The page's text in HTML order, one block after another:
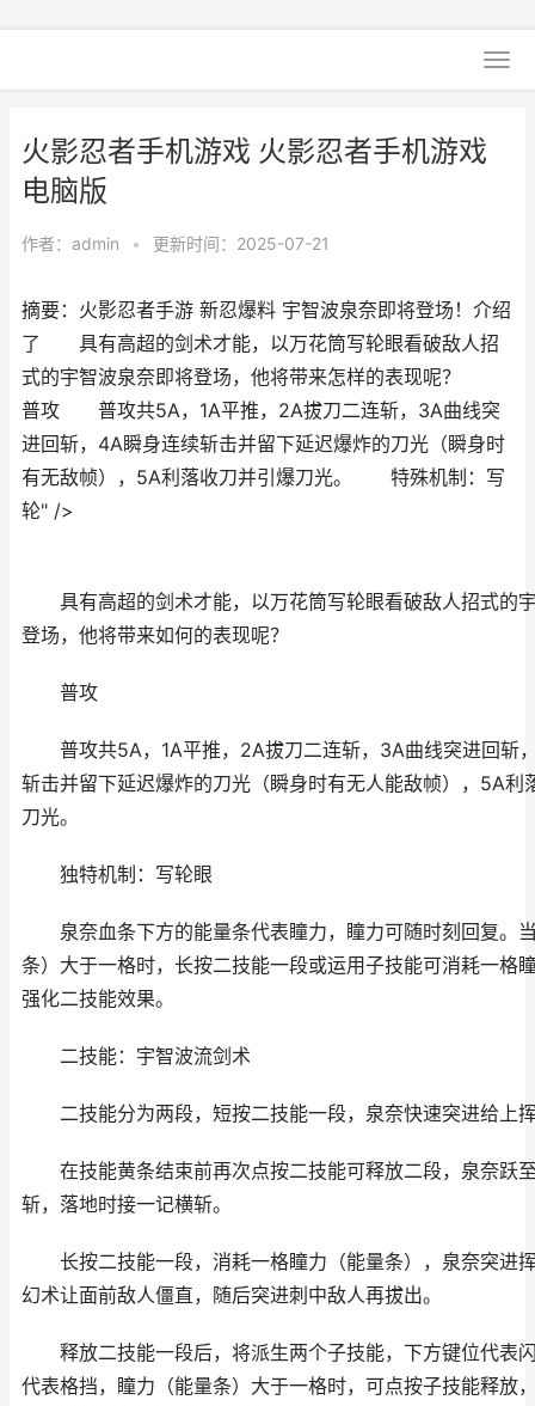
火影忍者手机游戏 火影忍者手机游戏
电脑版
作者： admin • 更新时间：2025-07-21
摘要：火影忍者手游 新忍爆料 宇智波泉奈即将登场！介绍
了 具有高超的剑术才能，以万花筒写轮眼看破敌人招
式的宇智波泉奈即将登场，他将带来怎样的表现呢？
普攻 普攻共5A，1A平推，2A拔刀二连斩，3A曲线突
进回斩，4A瞬身连续斩击并留下延迟爆炸的刀光（瞬身时
有无敌帧），5A利落收刀并引爆刀光。 特殊机制：写
轮" />
具有高超的剑术才能，以万花筒写轮眼看破敌人招式的
登场，他将带来如何的表现呢？
普攻
普攻共5A，1A平推，2A拔刀二连斩，3A曲线突进回斩
斩击并留下延迟爆炸的刀光（瞬身时有无人能敌帧），5A利
刀光。
独特机制：写轮眼
泉奈血条下方的能量条代表瞳力，瞳力可随时刻回复。
条）大于一格时，长按二技能一段或运用子技能可消耗一格
强化二技能效果。
二技能：宇智波流剑术
二技能分为两段，短按二技能一段，泉奈快速突进给上
在技能黄条结束前再次点按二技能可释放二段，泉奈跃
斩，落地时接一记横斩。
长按二技能一段，消耗一格瞳力（能量条），泉奈突进
幻术让面前敌人僵直，随后突进刺中敌人再拔出。
释放二技能一段后，将派生两个子技能，下方键位代表
代表格挡，瞳力（能量条）大于一格时，可点按子技能释放